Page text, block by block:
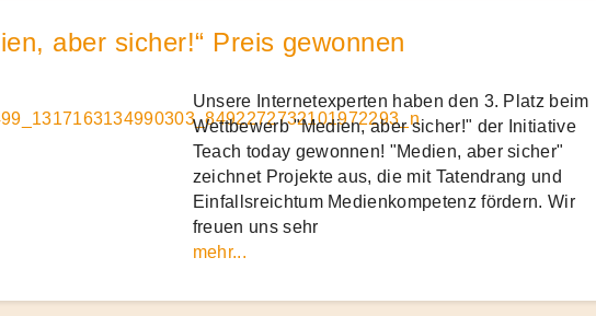
aber sicher!“ Preis gewonnen
Unsere Internetexperten haben den 3. Platz beim
Wettbewerb "Medien, aber sicher!" der Initiative
Teach today gewonnen! "Medien, aber sicher"
zeichnet Projekte aus, die mit Tatendrang und
Einfallsreichtum Medienkompetenz fördern. Wir
freuen uns sehr
mehr...